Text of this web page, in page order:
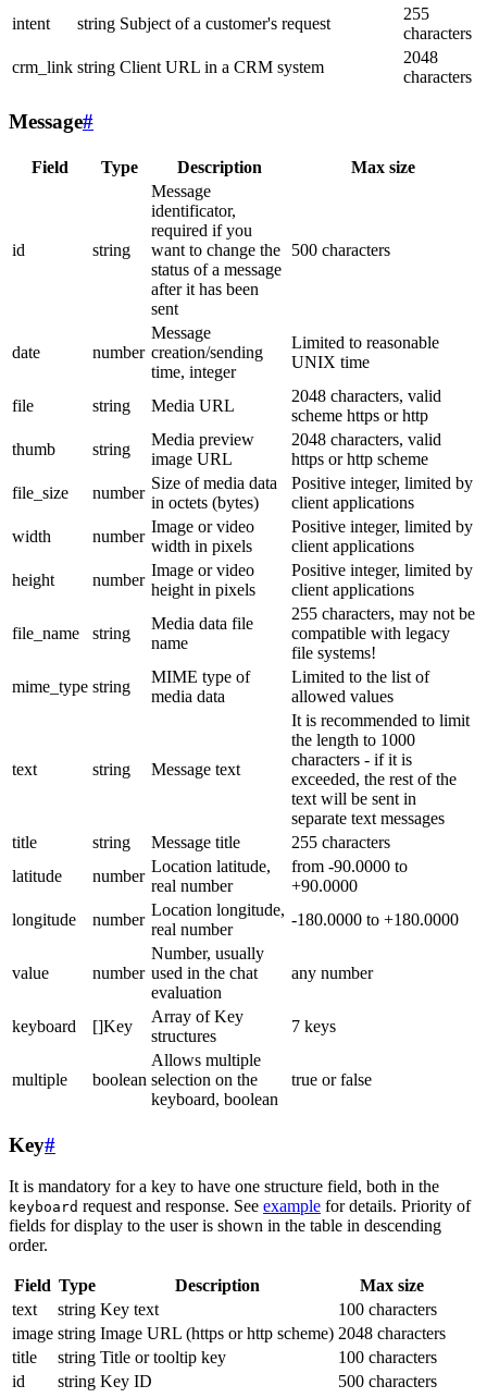
intent
string Subject of a customer's request
255
characters
crm_link string Client URL in a CRM system
2048
characters
Message#
Field Type Description Max size
id string
Message
identificator,
required if you
want to change the
status of a message
after it has been
sent
500 characters
date number
Message
creation/sending
time, integer
Limited to reasonable
UNIX time
file string Media URL
2048 characters, valid
scheme https or http
thumb
string
Media preview
image URL
2048 characters, valid
https or http scheme
file_size
number
Size of media data
in octets (bytes)
Positive integer, limited by
client applications
width
number
Image or video
width in pixels
Positive integer, limited by
client applications
height
number
Image or video
height in pixels
Positive integer, limited by
client applications
file_name string
Media data file
name
255 characters, may not be
compatible with legacy
file systems!
mime_type string
MIME type of
media data
Limited to the list of
allowed values
text string Message text
It is recommended to limit
the length to 1000
characters - if it is
exceeded, the rest of the
text will be sent in
separate text messages
title
string Message title
255 characters
latitude
number
Location latitude,
real number
from -90.0000 to
+90.0000
longitude
number
Location longitude,
real number
-180.0000 to +180.0000
value number
Number, usually
used in the chat
evaluation
any number
keyboard []Key
Array of Key
structures
7 keys
multiple boolean
Allows multiple
selection on the
keyboard, boolean
true or false
Key#
It is mandatory for a key to have one structure field, both in the
keyboard request and response. See example for details. Priority of
fields for display to the user is shown in the table in descending
order.
Field Type Description
Max size
text
string Key text
100 characters
image string Image URL (https or http scheme) 2048 characters
title
string Title or tooltip key
100 characters
id
string Key ID 500 characters